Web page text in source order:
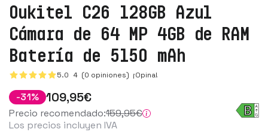
Oukitel C26 128GB Azul
Cámara de 64 MP 4GB de RAM
Batería de 5150 mAh
5.0 4 (0 opiniones) ¡Opina!
-31% 109,95€
Precio recomendado:159,95€
Los precios incluyen IVA